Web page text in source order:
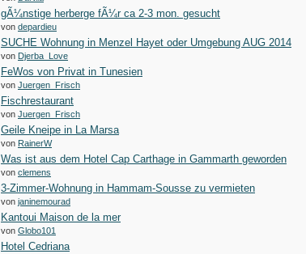
gÃ¼nstige herberge fÃ¼r ca 2-3 mon. gesucht
von depardieu
SUCHE Wohnung in Menzel Hayet oder Umgebung AUG 2014
von Djerba_Love
FeWos von Privat in Tunesien
von Juergen_Frisch
Fischrestaurant
von Juergen_Frisch
Geile Kneipe in La Marsa
von RainerW
Was ist aus dem Hotel Cap Carthage in Gammarth geworden
von clemens
3-Zimmer-Wohnung in Hammam-Sousse zu vermieten
von janinemourad
Kantoui Maison de la mer
von Globo101
Hotel Cedriana